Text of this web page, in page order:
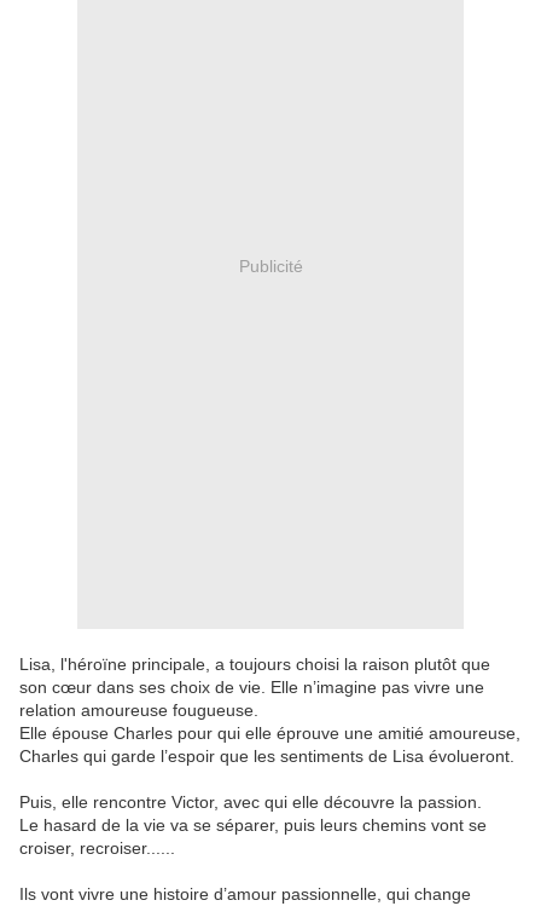
Publicité
Lisa, l'héroïne principale, a toujours choisi la raison plutôt que
son cœur dans ses choix de vie. Elle n’imagine pas vivre une
relation amoureuse fougueuse.
Elle épouse Charles pour qui elle éprouve une amitié amoureuse,
Charles qui garde l’espoir que les sentiments de Lisa évolueront.
Puis, elle rencontre Victor, avec qui elle découvre la passion.
Le hasard de la vie va se séparer, puis leurs chemins vont se
croiser, recroiser......
Ils vont vivre une histoire d’amour passionnelle, qui change